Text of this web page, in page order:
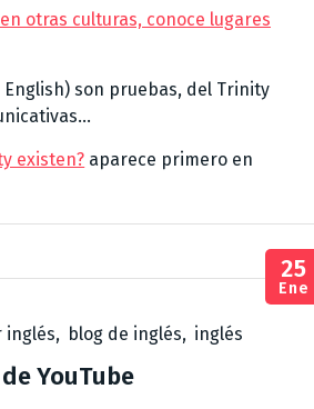
otras culturas, conoce lugares
English) son pruebas, del Trinity
existen? aparece primero en
inglés, blog de inglés, inglés
25
Ene
YouTube